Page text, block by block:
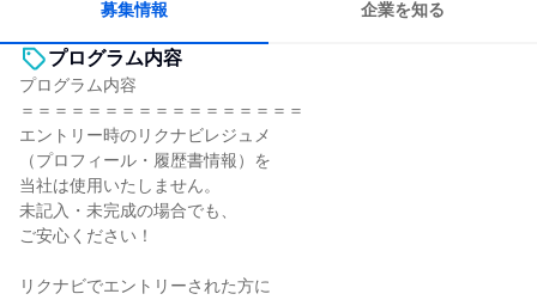
募集情報 企業を知る
プログラム内容
プログラム内容
＝＝＝＝＝＝＝＝＝＝＝＝＝＝＝＝＝
エントリー時のリクナビレジュメ
（プロフィール・履歴書情報）を
当社は使用いたしません。
未記入・未完成の場合でも、
ご安心ください！
リクナビでエントリーされた方に